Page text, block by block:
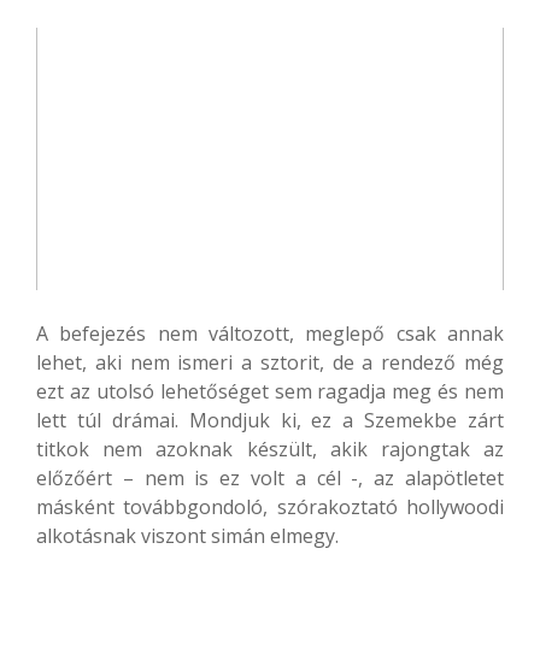
A befejezés nem változott, meglepő csak annak
lehet, aki nem ismeri a sztorit, de a rendező még
ezt az utolsó lehetőséget sem ragadja meg és nem
lett túl drámai. Mondjuk ki, ez a Szemekbe zárt
titkok nem azoknak készült, akik rajongtak az
előzőért – nem is ez volt a cél -, az alapötletet
másként továbbgondoló, szórakoztató hollywoodi
alkotásnak viszont simán elmegy.